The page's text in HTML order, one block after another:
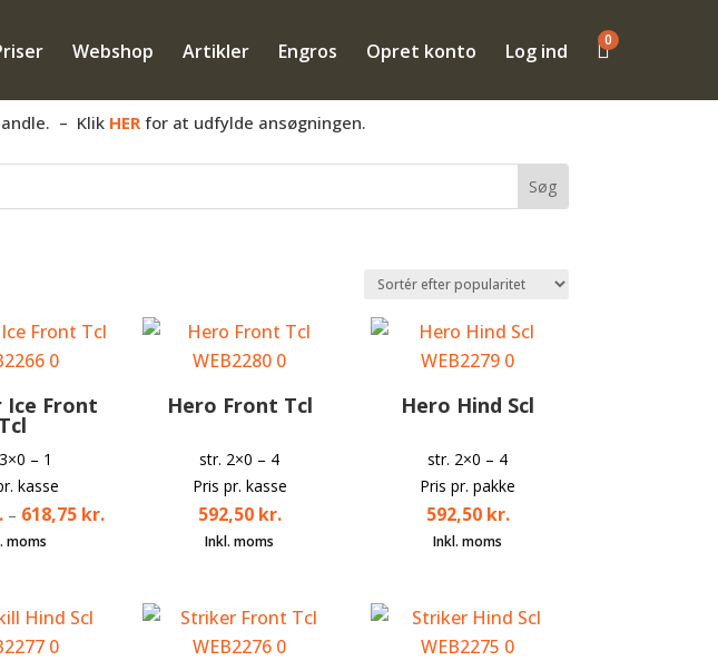
Webshop Artikler Engros Opret konto Log ind 0
– Klik HERfor at udfylde ansøgningen.
Ice Front
Tcl
– 1
kasse
– 618,75 kr.
Hero Front Tcl
str. 2×0 – 4
Pris pr. kasse
592,50 kr.
Hero Hind Scl
str. 2×0 – 4
Pris pr. pakke
592,50 kr.